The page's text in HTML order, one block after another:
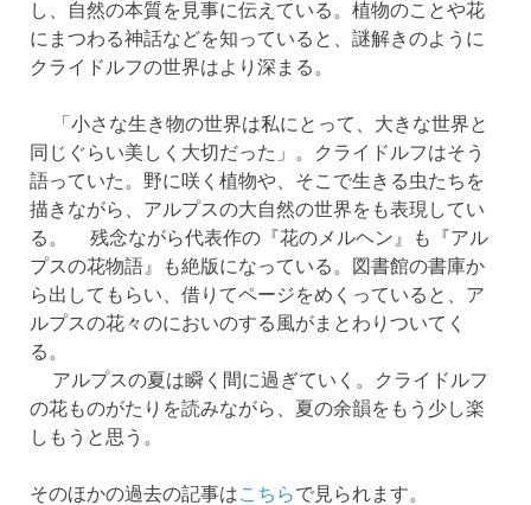
し、自然の本質を見事に伝えている。植物のことや花
にまつわる神話などを知っていると、謎解きのように
クライドルフの世界はより深まる。
「小さな生き物の世界は私にとって、大きな世界と
同じぐらい美しく大切だった」。クライドルフはそう
語っていた。野に咲く植物や、そこで生きる虫たちを
描きながら、アルプスの大自然の世界をも表現してい
る。 残念ながら代表作の『花のメルヘン』も『アル
プスの花物語』も絶版になっている。図書館の書庫か
ら出してもらい、借りてページをめくっていると、ア
ルプスの花々のにおいのする風がまとわりついてく
る。
アルプスの夏は瞬く間に過ぎていく。クライドルフ
の花ものがたりを読みながら、夏の余韻をもう少し楽
しもうと思う。
そのほかの過去の記事はこちらで見られます。